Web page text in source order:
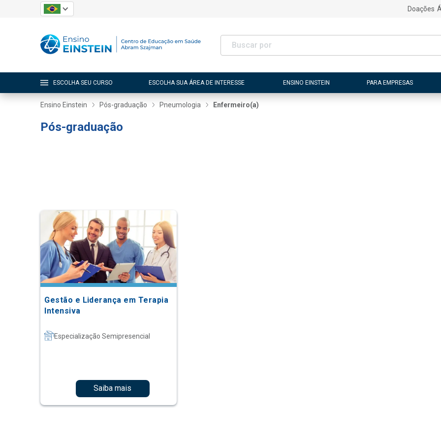
Doações
ESCOLHA SEU CURSO ESCOLHA SUA ÁREA DE INTERESSE ENSINO EINSTEIN PARA EMPRESAS
Ensino Einstein Pós-graduação Pneumologia Enfermeiro(a)
Pós-graduação
Gestão e Liderança em Terapia
Intensiva
Especialização Semipresencial
Saiba mais